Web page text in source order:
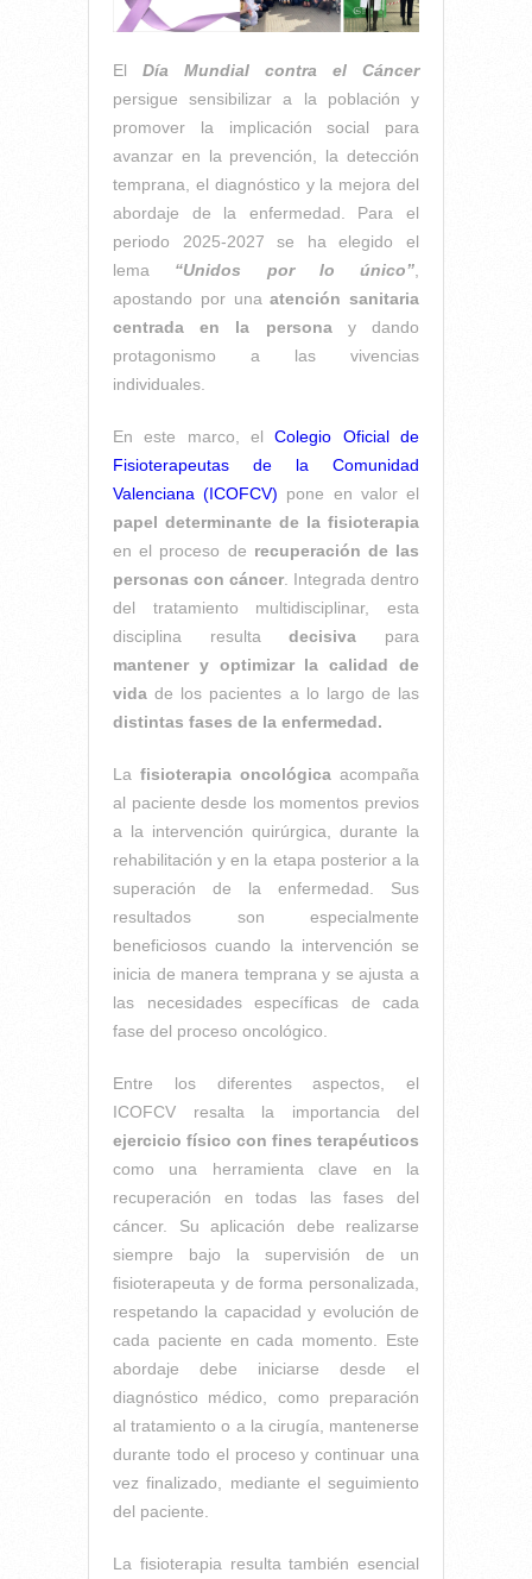
El Día Mundial contra el Cáncer
persigue sensibilizar a la población y
promover la implicación social para
avanzar en la prevención, la detección
temprana, el diagnóstico y la mejora del
abordaje de la enfermedad. Para el
periodo 2025-2027 se ha elegido el
lema “Unidos por lo único”
apostando por unaatención sanitaria
centrada en la personay dando
protagonismo a las vivencias
individuales.
En este marco, elColegio Oficial de
Fisioterapeutas de la Comunidad
Valenciana (ICOFCV) pone en valor el
papel determinante de la fisioterapia
en el proceso de recuperación de las
personas con cáncer . Integrada dentro
del tratamiento multidisciplinar, esta
disciplina resultadecisiva para
mantener y optimizar la calidad de
vida de los pacientes a lo largo de las
distintas fases de la enfermedad.
La fisioterapia oncológica acompaña
al paciente desde los momentos previos
a la intervención quirúrgica, durante la
rehabilitación y en la etapa posterior a la
superación de la enfermedad. Sus
resultados son especialmente
beneficiosos cuando la intervención se
inicia de manera temprana y se ajusta a
las necesidades específicas de cada
fase del proceso oncológico.
Entre los diferentes aspectos, el
ICOFCV resalta la importancia del
ejercicio físico con fines terapéuticos
como una herramienta clave en la
recuperación en todas las fases del
cáncer. Su aplicación debe realizarse
siempre bajo la supervisión de un
fisioterapeuta y de forma personalizada,
respetando la capacidad y evolución de
cada paciente en cada momento. Este
abordaje debe iniciarse desde el
diagnóstico médico, como preparación
al tratamiento o a la cirugía, mantenerse
durante todo el proceso y continuar una
vez finalizado, mediante el seguimiento
del paciente.
La fisioterapia resulta también esencial